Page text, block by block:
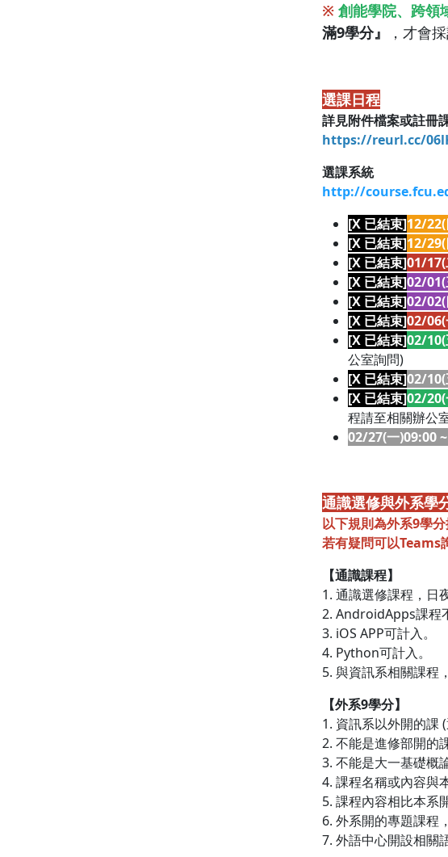
※ 創能學院、跨領
滿9學分』
，才會
選課日程
詳見附件檔案或註冊
https://reurl.cc/
選課系統
http://
[X 已結束]12/
[X 已結束]12/
[X 已結束]01/17(
[X 已結束]02/01(
[X 已結束]02/02(
[X 已結束]02/06(
[X 已結束]02/10(
公室詢問)
[X 已結束]02/10(
[X 已結束]02/20(
程請至相關辦公
02/27(一)09:00
通識選修與外系學
以下規則為外系9學
若有疑問可以Teams
【通識課程】
1. 通識選修課程，日
2. AndroidApps課程
3. iOS APP可計入。
4. Python可計入。
5. 與資訊系相關課程
【外系9學分】
1. 資訊系以外開的課 (
2. 不能是進修部開的
3. 不能是大一基礎概
4. 課程名稱或內容與
5. 課程內容相比本系
6. 外系開的專題課程
7. 外語中心開設相關